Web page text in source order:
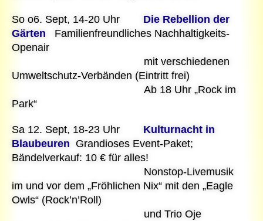
So o6. Sept, 14-20 Uhr Die Rebellion der
Gärten
Familienfreundliches Nachhaltigkeits-
Openair
mit verschiedenen
Umweltschutz-Verbänden (Eintritt frei)
Ab 18 Uhr „Rock im
Park“
Sa 12. Sept, 18-23 Uhr Kulturnacht in
Blaubeuren Grandioses Event-Paket;
Bändelverkauf: 10 € für alles!
Nonstop-Livemusik
im und vor dem „Fröhlichen Nix“ mit den „Eagle
Owls“ (Rock’n’Roll)
und Trio Oje